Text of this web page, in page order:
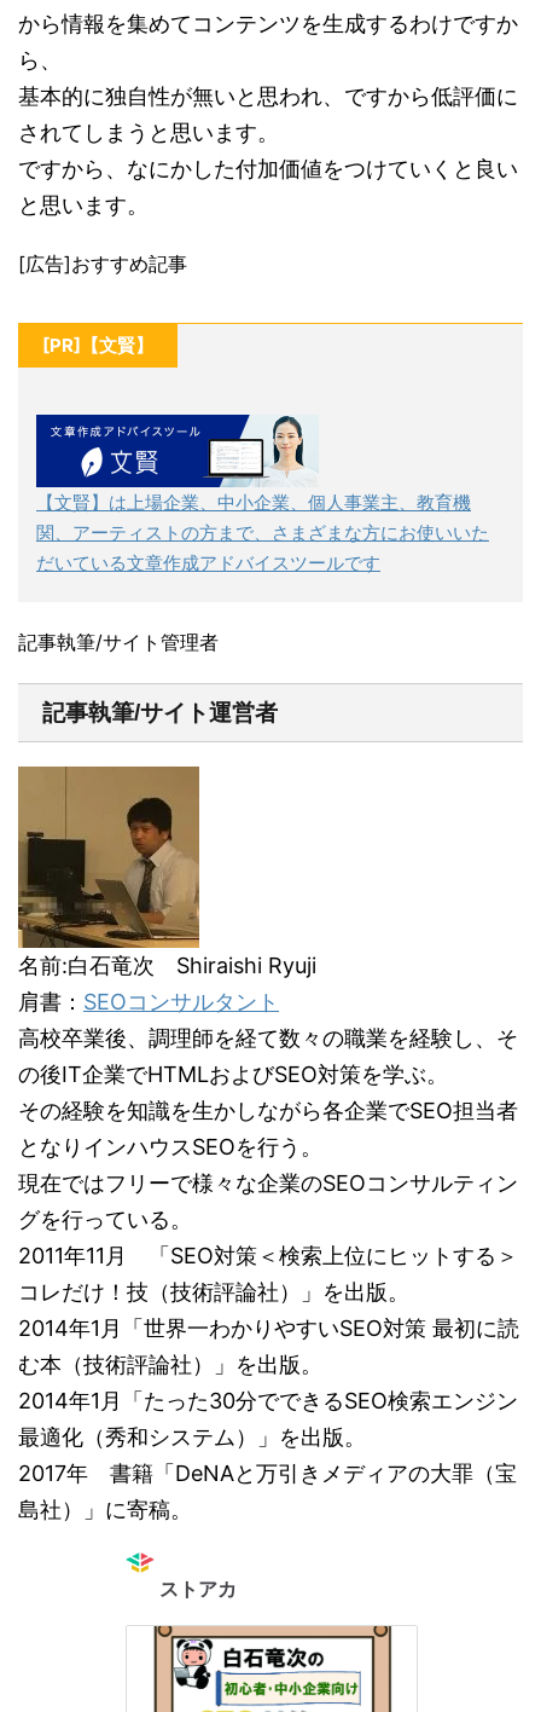
から情報を集めてコンテンツを生成するわけですか
ら、
基本的に独自性が無いと思われ、ですから低評価に
されてしまうと思います。
ですから、なにかした付加価値をつけていくと良い
と思います。
[広告]おすすめ記事
[PR]【文賢】
【文賢】は上場企業、中小企業、個人事業主、教育機
関、アーティストの方まで、さまざまな方にお使いいた
だいている文章作成アドバイスツールです
記事執筆/サイト管理者
記事執筆/サイト運営者
名前:白石竜次 Shiraishi Ryuji
肩書： SEOコンサルタント
高校卒業後、調理師を経て数々の職業を経験し、そ
の後IT企業でHTMLおよびSEO対策を学ぶ。
その経験を知識を生かしながら各企業でSEO担当者
となりインハウスSEOを行う。
現在ではフリーで様々な企業のSEOコンサルティン
グを行っている。
2011年11月 「SEO対策＜検索上位にヒットする＞
コレだけ！技（技術評論社）」を出版。
2014年1月「世界一わかりやすいSEO対策 最初に読
む本（技術評論社）」を出版。
2014年1月「たった30分でできるSEO検索エンジン
最適化（秀和システム）」を出版。
2017年 書籍「DeNAと万引きメディアの大罪（宝
島社）」に寄稿。
ストアカ